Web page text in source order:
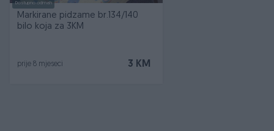
Dostupno odmah
Markirane pidzame br.134/140
bilo koja za 3KM
3 KM
prije 8 mjeseci